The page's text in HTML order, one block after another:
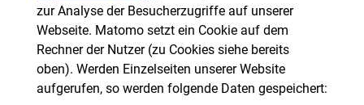
zur Analyse der Besucherzugriffe auf unserer
Webseite. Matomo setzt ein Cookie auf dem
Rechner der Nutzer (zu Cookies siehe bereits
oben). Werden Einzelseiten unserer Website
aufgerufen, so werden folgende Daten gespeichert: